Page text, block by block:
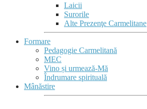
Laicii
Surorile
Alte Prezenţe Carmelitane
Formare
Pedagogie Carmelitană
MEC
Vino și urmează-Mă
Îndrumare spirituală
Mânăstire